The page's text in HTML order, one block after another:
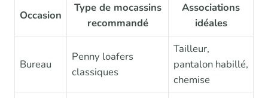
Occasion
Type de mocassins
recommandé
Associations
idéales
Bureau
Penny loafers
classiques
Tailleur,
pantalon habillé,
chemise